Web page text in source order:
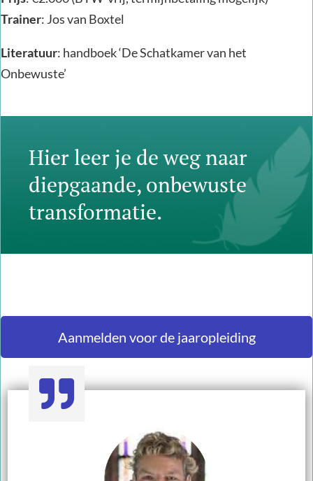
Trainer: Jos van Boxtel
Literatuur: handboek ‘De Schatkamer van het
Onbewuste’
Hier leer je de weg naar
diepgaande, onbewuste
transformatie.
Aanmelden voor de jaaropleiding